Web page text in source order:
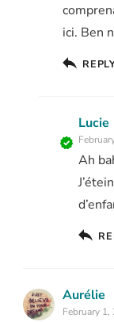
ici. Ben
Lucie
Ah
Aurélie
February